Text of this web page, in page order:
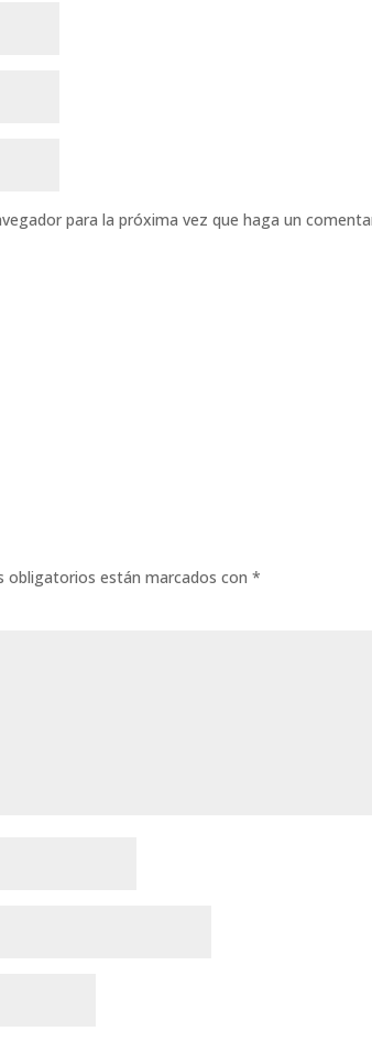
para la próxima vez que haga un
obligatorios están marcados con*